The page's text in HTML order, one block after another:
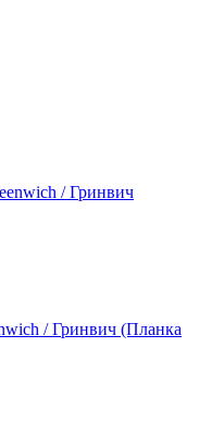
/ Гринвич (Планка